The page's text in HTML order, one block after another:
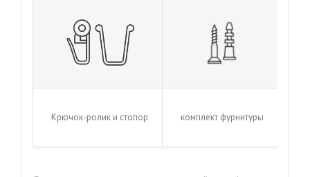
Крючок-ролик и стопор комплект фурнитуры